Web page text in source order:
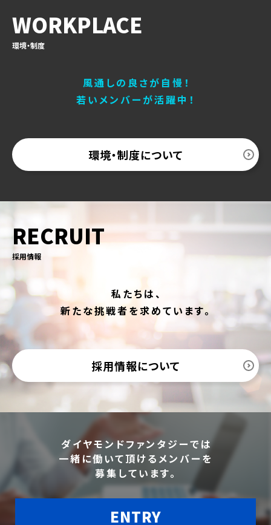
WORKPLACE
環境・制度
風通しの良さが自慢！
若いメンバーが活躍中！
環境・制度について
RECRUIT
採用情報
私たちは、
新たな挑戦者を求めています。
採用情報について
ダイヤモンドファンタジーでは
一緒に働いて頂けるメンバーを
募集しています。
ENTRY